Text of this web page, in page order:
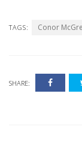
TAGS: Conor
SHARE: